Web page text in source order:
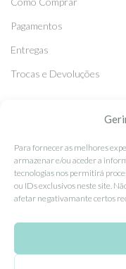
Para fornecer as melhores
armazenar e/ou aceder a
tecnologias nos permitirá
ou IDs exclusivos neste site.
afetar negativamante certos
Pagamentos
Entregas
Trocas e Devoluções
Facebook
Instagram
Pinterest